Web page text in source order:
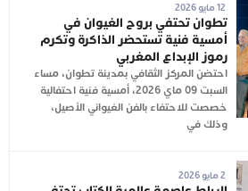
12 مايو 2026
تطوان تحتفي بروح الغيوان في
أمسية فنية تستحضر الذاكرة وتكرم
رموز الإبداع المغربي
احتضن المركز الثقافي بمدينة تطوان، مساء
السبت 09 ماي 2026، أمسية فنية احتفالية
خصصت للاحتفاء بالفن الغيواني الأصيل،
وذلك في
2 مايو 2026